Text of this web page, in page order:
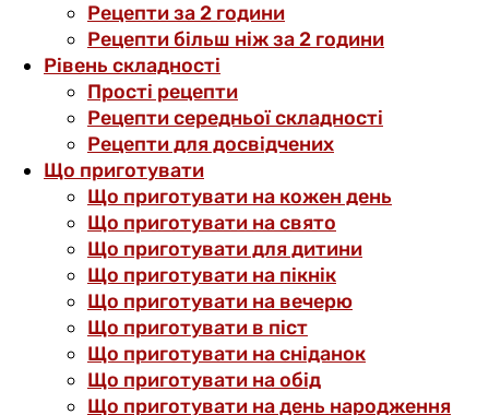
Рецепти за 2 години
Рецепти більш ніж за 2 години
Рівень складності
Прості рецепти
Рецепти середньої складності
Рецепти для досвідчених
Що приготувати
Що приготувати на кожен день
Що приготувати на свято
Що приготувати для дитини
Що приготувати на пікнік
Що приготувати на вечерю
Що приготувати в піст
Що приготувати на сніданок
Що приготувати на обід
Що приготувати на день народження